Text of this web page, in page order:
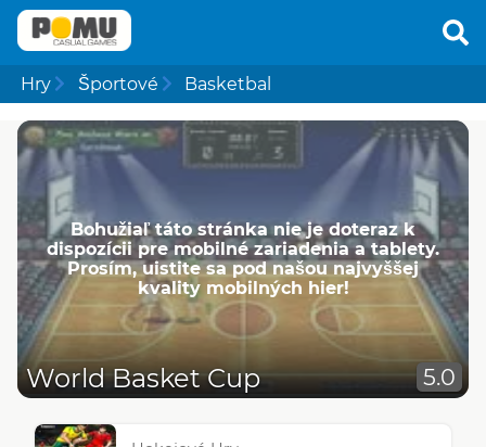
Hry Športové Basketbal
Bohužiaľ táto stránka nie je doteraz k
dispozícii pre mobilné zariadenia a tablety.
Prosím, uistite sa pod našou najvyššej
kvality mobilných hier!
World Basket Cup 5.0